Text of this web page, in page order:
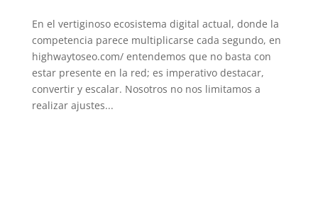
En el vertiginoso ecosistema digital actual, donde la
competencia parece multiplicarse cada segundo, en
highwaytoseo.com/ entendemos que no basta con
estar presente en la red; es imperativo destacar,
convertir y escalar. Nosotros no nos limitamos a
realizar ajustes...